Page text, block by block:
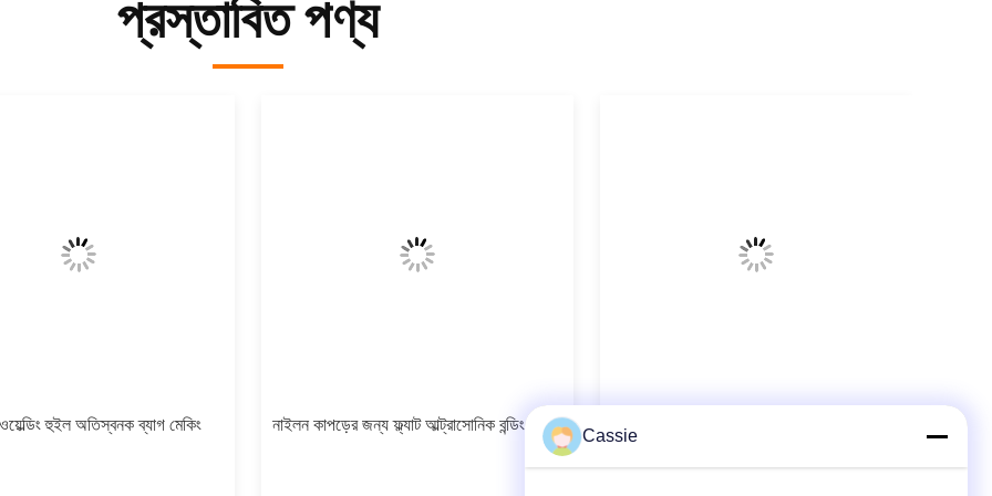
প্রস্তাবিত পণ্য
হুইল অতিস্বনক ব্যাগ মেকিং নাইলন কাপড়ের জন্য ফ্ল্যাট আল্ট্রাসোনিক বন্ডিং মেশিন
বিভিন্ন পোশাকের জন্য 20Khz সুইলেস
Cassie